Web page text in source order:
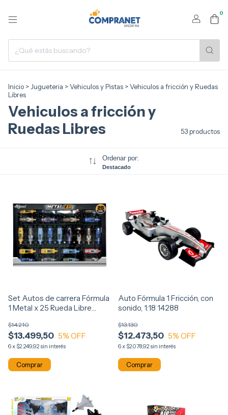
0
Inicio > Jugueteria >Vehiculos y Pistas >Vehiculos a fricción y Ruedas
Libres
Vehiculos a fricción y
Ruedas Libres
53 productos
Ordenar por:
Destacado
Set Autos de carrera Fórmula
1 Metal x 25 Rueda Libre
$13.499,50
$14.210
5% OFF
6x$2.249,92 sin interés
Auto Fórmula 1 Fricción, con
sonido, 1:18 14288
$12.473,50
$13.130
5% OFF
6x$2.078,92 sin interés
Comprar